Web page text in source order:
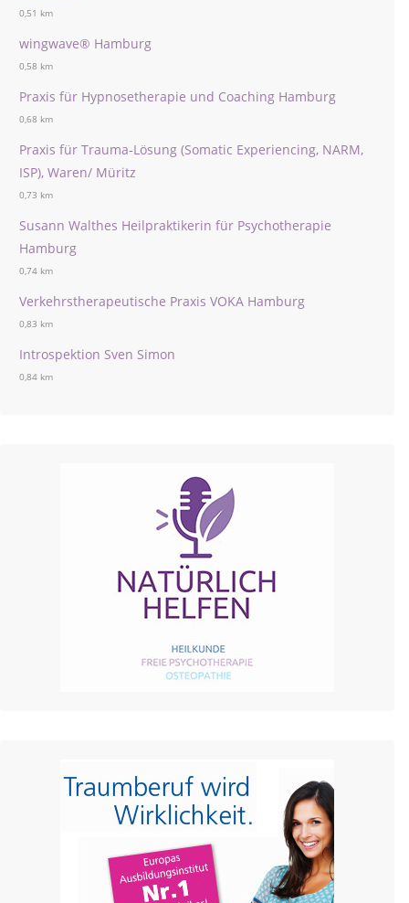
0,51 km
wingwave® Hamburg
0,58 km
Praxis für Hypnosetherapie und Coaching Hamburg
0,68 km
Praxis für Trauma-Lösung (Somatic Experiencing, NARM,
ISP), Waren/ Müritz
0,73 km
Susann Walthes Heilpraktikerin für Psychotherapie
Hamburg
0,74 km
Verkehrstherapeutische Praxis VOKA Hamburg
0,83 km
Introspektion Sven Simon
0,84 km